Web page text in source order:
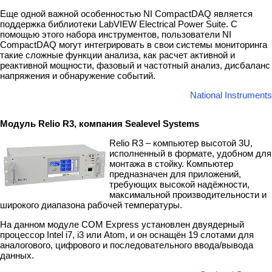
Еще одной важной особенностью NI CompactDAQ является
поддержка библиотеки LabVIEW Electrical Power Suite. С
помощью этого набора инструментов, пользователи NI
CompactDAQ могут интегрировать в свои системы мониторинга
такие сложные функции анализа, как расчет активной и
реактивной мощности, фазовый и частотный анализ, дисбаланс
напряжения и обнаружение событий.
National Instruments
Модуль Relio R3, компания Sealevel Systems
Relio R3 – компьютер высотой 3U,
исполненный в формате, удобном для
монтажа в стойку. Компьютер
предназначен для приложений,
требующих высокой надёжности,
максимальной производительности и
широкого диапазона рабочей температуры.
На данном модуле COM Express установлен двуядерный
процессор Intel i7, i3 или Atom, и он оснащён 19 слотами для
аналогового, цифрового и последовательного ввода/вывода
данных.